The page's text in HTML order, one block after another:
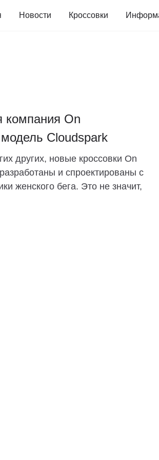
Новости Кроссовки
компания On
Cloudspark
других, новые кроссовки On
и спроектированы с
женского бега. Это не значит,